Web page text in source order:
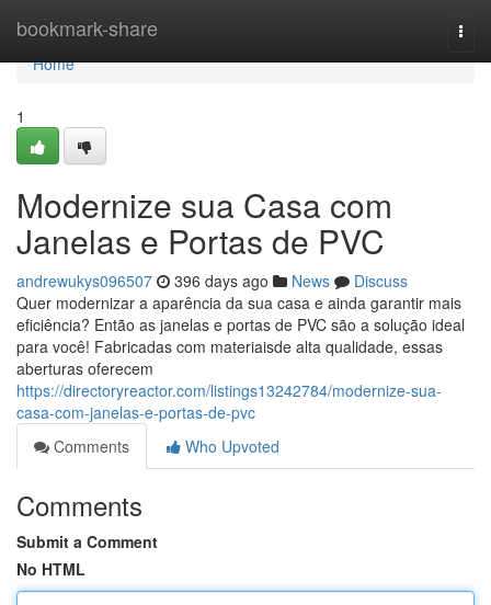
bookmark-share
Home
Home
1
Modernize sua Casa com
Janelas e Portas de PVC
andrewukys096507 396 days ago News
Discuss
Quer modernizar a aparência da sua casa e ainda garantir mais
eficiência? Então as janelas e portas de PVC são a solução ideal
para você! Fabricadas com materiaisde alta qualidade, essas
aberturas oferecem
https://directoryreactor.com/listings13242784/modernize-sua-
casa-com-janelas-e-portas-de-pvc
Comments
Who Upvoted
Comments
Submit a Comment
No HTML